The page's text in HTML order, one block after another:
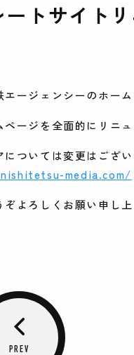
ートサイト
エージェンシーのホー
ページを全面的にリニ
ついては変更はござい
media.com/
よろしくお願い申し上
PREV